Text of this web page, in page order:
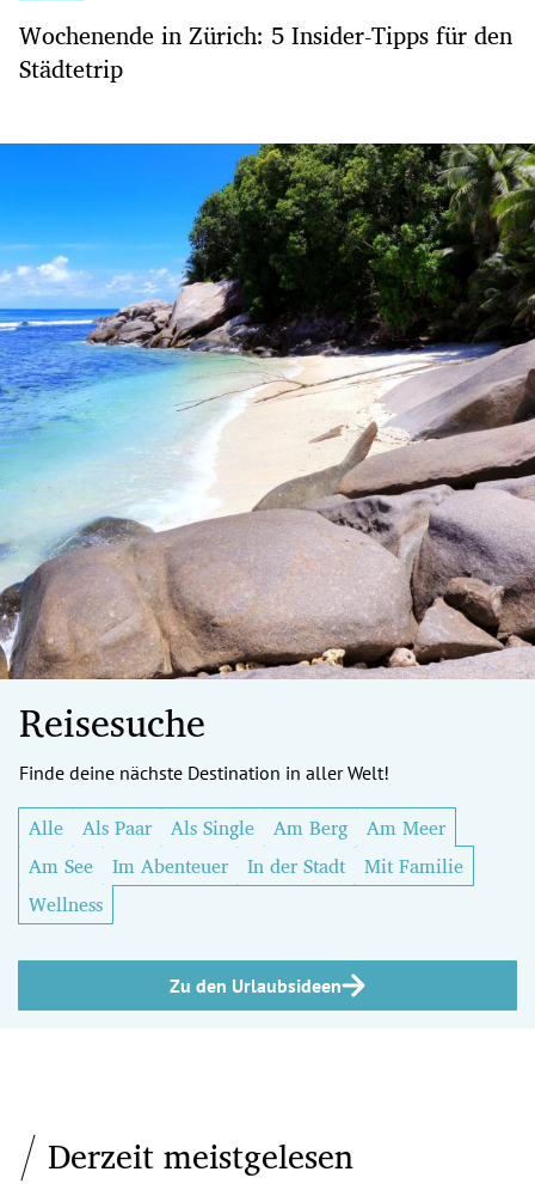
Wochenende in Zürich: 5 Insider-Tipps für den
Städtetrip
Reisesuche
Finde deine nächste Destination in aller Welt!
Alle Als Paar Als Single Am Berg
Am Meer
Am See
Im Abenteuer In der Stadt
Mit Familie
Wellness
Zu den Urlaubsideen
Derzeit meistgelesen